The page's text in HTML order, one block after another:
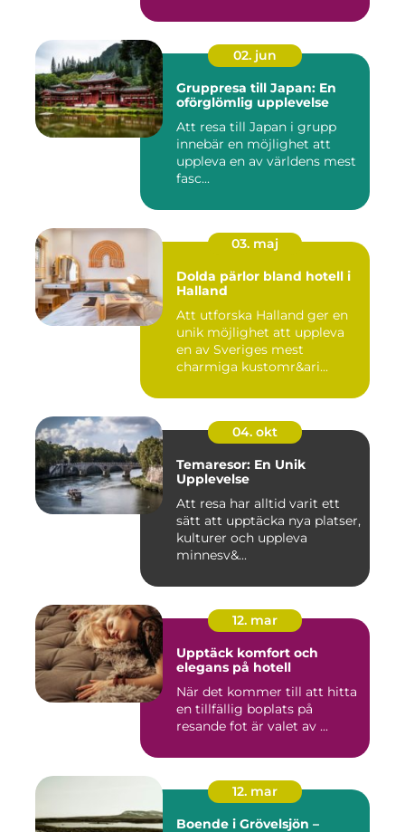
02. jun
Gruppresa till Japan: En
oförglömlig upplevelse
Att resa till Japan i grupp
innebär en möjlighet att
uppleva en av världens mest
fasc...
03. maj
Dolda pärlor bland hotell i
Halland
Att utforska Halland ger en
unik möjlighet att uppleva
en av Sveriges mest
charmiga kustomr&ari...
04. okt
Temaresor: En Unik
Upplevelse
Att resa har alltid varit ett
sätt att upptäcka nya platser,
kulturer och uppleva
minnesv&...
12. mar
Upptäck komfort och
elegans på hotell
När det kommer till att hitta
en tillfällig boplats på
resande fot är valet av ...
12. mar
Boende i Grövelsjön –